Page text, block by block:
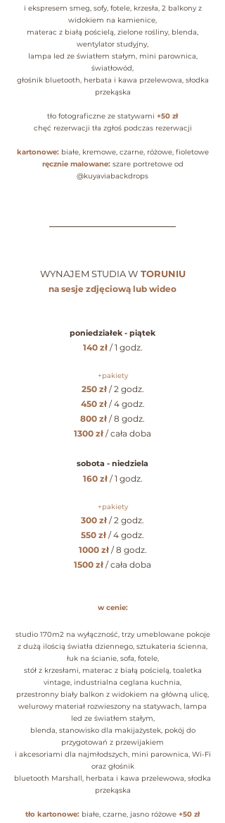
i ekspresem smeg, sofy, fotele, krzesła, 2 balkony z
widokiem na kamienice,
materac z białą pościelą, zielone rośliny, blenda,
wentylator studyjny,
lampa led ze światłem stałym, mini parownica,
światłowód,
głośnik bluetooth, herbata i kawa przelewowa, słodka
przekąska
tło fotograficzne ze statywami +50 zł
chęć rezerwacji tła zgłoś podczas rezerwacji
kartonowe:białe, kremowe, czarne, różowe, fioletowe
ręcznie malowane: szare portretowe od
@kuyaviabackdrops
WYNAJEM STUDIA WTORUNIU
na sesje zdjęciową lub wideo
poniedziałek - piątek
140 zł/ 1 godz.
+pakiety
250 zł/ 2 godz.
450 zł/ 4 godz.
800 zł / 8 godz.
1300 zł / cała doba​
sobota - niedziela
160 zł / 1 godz.
+pakiety
300 zł / 2 godz.
550 zł / 4 godz.
1000 zł / 8 godz.
1500 zł / cała doba
w cenie:
studio 170m2 na wyłączność, trzy umeblowane pokoje
z dużą ilością światła dziennego, sztukateria ścienna,
łuk na ścianie, sofa, fotele,
stół z krzesłami, materac z białą pościelą, toaletka
vintage, industrialna ceglana kuchnia,
przestronny biały balkon z widokiem na główną ulicę,
welurowy materiał rozwieszony na statywach, lampa
led ze światłem stałym,
blenda, stanowisko dla makijażystek, pokój do
przygotowań z przewijakiem
i akcesoriami dla najmłodszych, mini parownica, Wi-Fi
oraz głośnik
bluetooth Marshall, herbata i kawa przelewowa, słodka
przekąska
tło kartonowe: białe, czarne, jasno różowe +50 zł